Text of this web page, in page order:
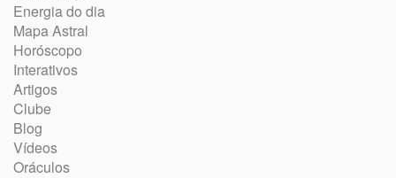
Energia do dia
Mapa Astral
Horóscopo
Interativos
Artigos
Clube
Blog
Vídeos
Oráculos